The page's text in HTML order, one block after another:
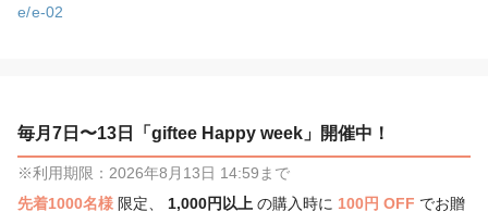
e/e-02
毎月7日〜13日「giftee Happy week」開催中！
※利用期限：2026年8月13日 14:59まで
先着1000名様 限定、 1,000円以上 の購入時に 100円 OFF でお贈